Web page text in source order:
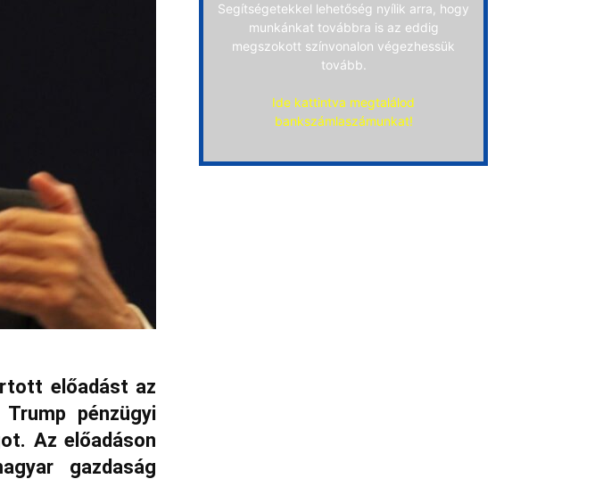
előadást az
pénzügyi
Az előadáson
gazdaság
Segítségetekkel lehetőség nyílik arra, hogy
munkánkat továbbra is az eddig
megszokott színvonalon végezhessük
tovább.
Ide kattintva megtalálod
bankszámlaszámunkat!